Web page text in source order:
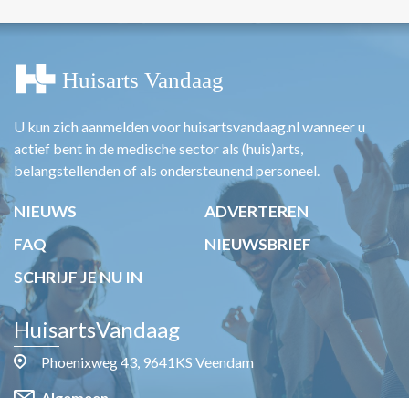
U kun zich aanmelden voor huisartsvandaag.nl wanneer u
actief bent in de medische sector als (huis)arts,
belangstellenden of als ondersteunend personeel.
NIEUWS
ADVERTEREN
FAQ
NIEUWSBRIEF
SCHRIJF JE NU IN
HuisartsVandaag
Phoenixweg 43, 9641KS Veendam